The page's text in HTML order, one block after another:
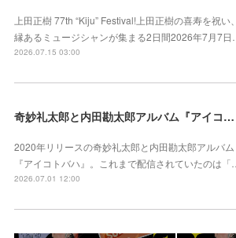
上田正樹 77th “Kiju” Festival!上田正樹の喜寿を祝い、
縁あるミュージシャンが集まる2日間2026年7月7日…
2026.07.15 03:00
奇妙礼太郎と内田勘太郎アルバム『アイコトバハ』全15曲サブスク配信開始♪
2020年リリースの奇妙礼太郎と内田勘太郎アルバム
『アイコトバハ』。これまで配信されていたのは「…
2026.07.01 12:00